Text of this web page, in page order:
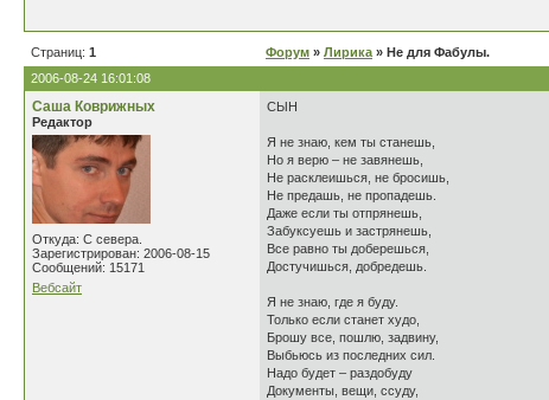
Страниц: 1 Форум » Лирика » Не для Фабулы.
2006-08-24 16:01:08
Саша Коврижных
Редактор
Откуда: С севера.
Зарегистрирован: 2006-08-15
Сообщений: 15171
Вебсайт
СЫН
Я не знаю, кем ты станешь,
Но я верю – не завянешь,
Не расклеишься, не бросишь,
Не предашь, не пропадешь.
Даже если ты отпрянешь,
Забуксуешь и застрянешь,
Все равно ты доберешься,
Достучишься, добредешь.
Я не знаю, где я буду.
Только если станет худо,
Брошу все, пошлю, задвину,
Выбьюсь из последних сил.
Надо будет – раздобуду
Документы, вещи, ссуду,